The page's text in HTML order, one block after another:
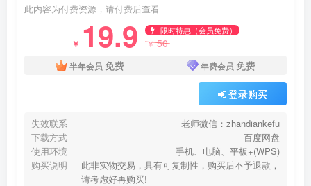
此内容为付费资源，请付费后查看
￥ 19.9 限时特惠（会员免费）
￥50
半年会员 免费 年费会员 免费
登录购买
失效联系
老师微信：zhandiankefu
下载方式
百度网盘
使用环境
手机、电脑、平板+(WPS)
购买说明
此非实物交易，具有可复制性，购买后不予退款，
请考虑好再购买!